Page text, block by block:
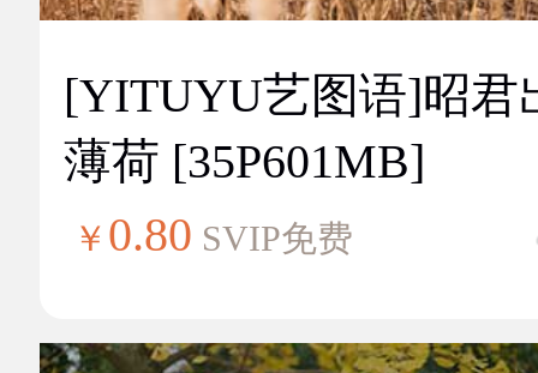
[YITUYU艺图语]昭君
薄荷 [35P601MB]
￥ 0.80 SVIP免费